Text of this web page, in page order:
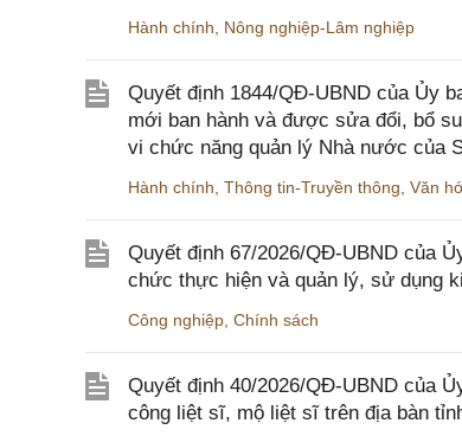
Hành chính Nông nghiệp-Lâm nghiệp
Quyết định 1844/QĐ-UBND của Ủy
mới ban hành và được sửa đổi, bổ
vi chức năng quản lý Nhà nước của
Hành chính Thông tin-Truyền thông Văn
Quyết định 67/2026/QĐ-UBND của
chức thực hiện và quản lý, sử dụng
Công nghiệp Chính sách
Quyết định 40/2026/QĐ-UBND của
công liệt sĩ, mộ liệt sĩ trên địa bàn